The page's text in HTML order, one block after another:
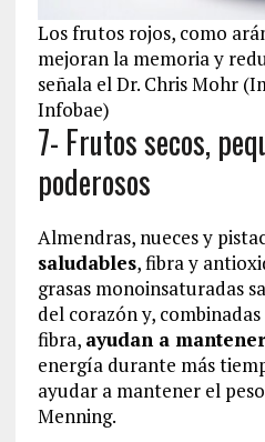
Los frutos rojos, como
mejoran la memoria y
señala el Dr. Chris Mohr
Infobae)
7- Frutos secos,
poderosos
Almendras, nueces y
saludables, fibra y
grasas monoinsaturadas
del corazón y,
fibra, ayudan a
energía durante más
ayudar a mantener el
Menning.